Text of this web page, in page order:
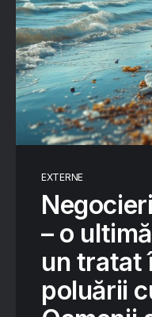
EXTERNE
– o
un tratat
poluării